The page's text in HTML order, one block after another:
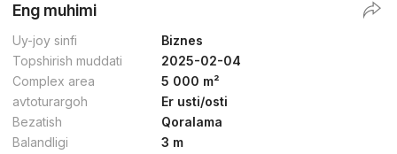
Eng muhimi
Uy-joy sinfi
Biznes
Topshirish muddati
2025-02-04
Complex area
5 000 m²
avtoturargoh
Er usti/osti
Bezatish
Qoralama
Balandligi
3 m